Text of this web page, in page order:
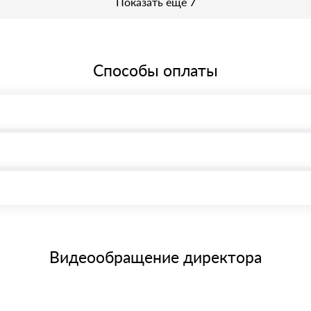
Способы оплаты
банковским картам
Видеообращение директора